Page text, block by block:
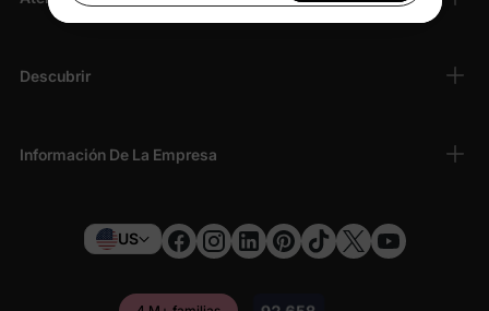
Descubrir
Información De La Empresa
US